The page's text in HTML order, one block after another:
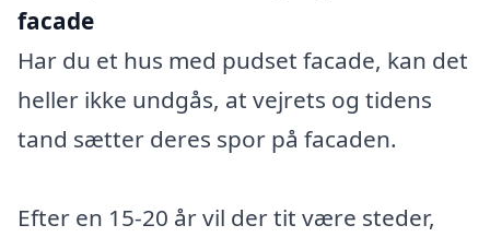
facade
Har du et hus med pudset facade, kan det
heller ikke undgås, at vejrets og tidens
tand sætter deres spor på facaden.
Efter en 15-20 år vil der tit være steder,